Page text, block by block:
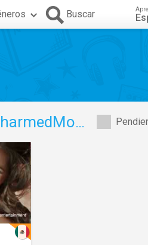
Buscar